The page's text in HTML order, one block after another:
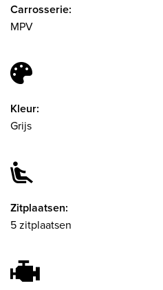
Carrosserie:
MPV
Kleur:
Grijs
Zitplaatsen:
5 zitplaatsen